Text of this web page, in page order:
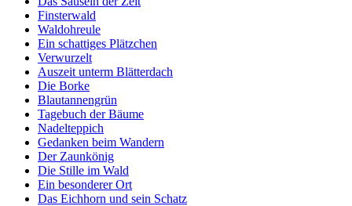
Finsterwald
Waldohreule
Ein schattiges Plätzchen
Verwurzelt
Auszeit unterm Blätterdach
Die Borke
Blautannengrün
Tagebuch der Bäume
Nadelteppich
Gedanken beim Wandern
Der Zaunkönig
Die Stille im Wald
Ein besonderer Ort
Das Eichhorn und sein Schatz